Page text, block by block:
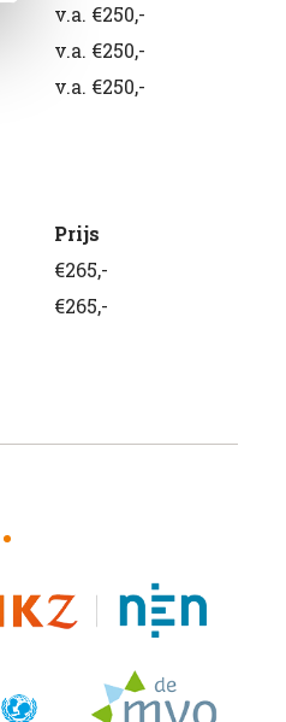
v.a. €250,-
v.a. €250,-
v.a. €250,-
Prijs
€265,-
€265,-